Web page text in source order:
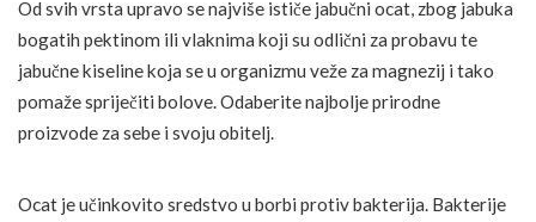
Od svih vrsta upravo se najviše ističe jabučni ocat, zbog jabuka
bogatih pektinom ili vlaknima koji su odlični za probavu te
jabučne kiseline koja se u organizmu veže za magnezij i tako
pomaže spriječiti bolove. Odaberite najbolje prirodne
proizvode za sebe i svoju obitelj.
Ocat je učinkovito sredstvo u borbi protiv bakterija. Bakterije